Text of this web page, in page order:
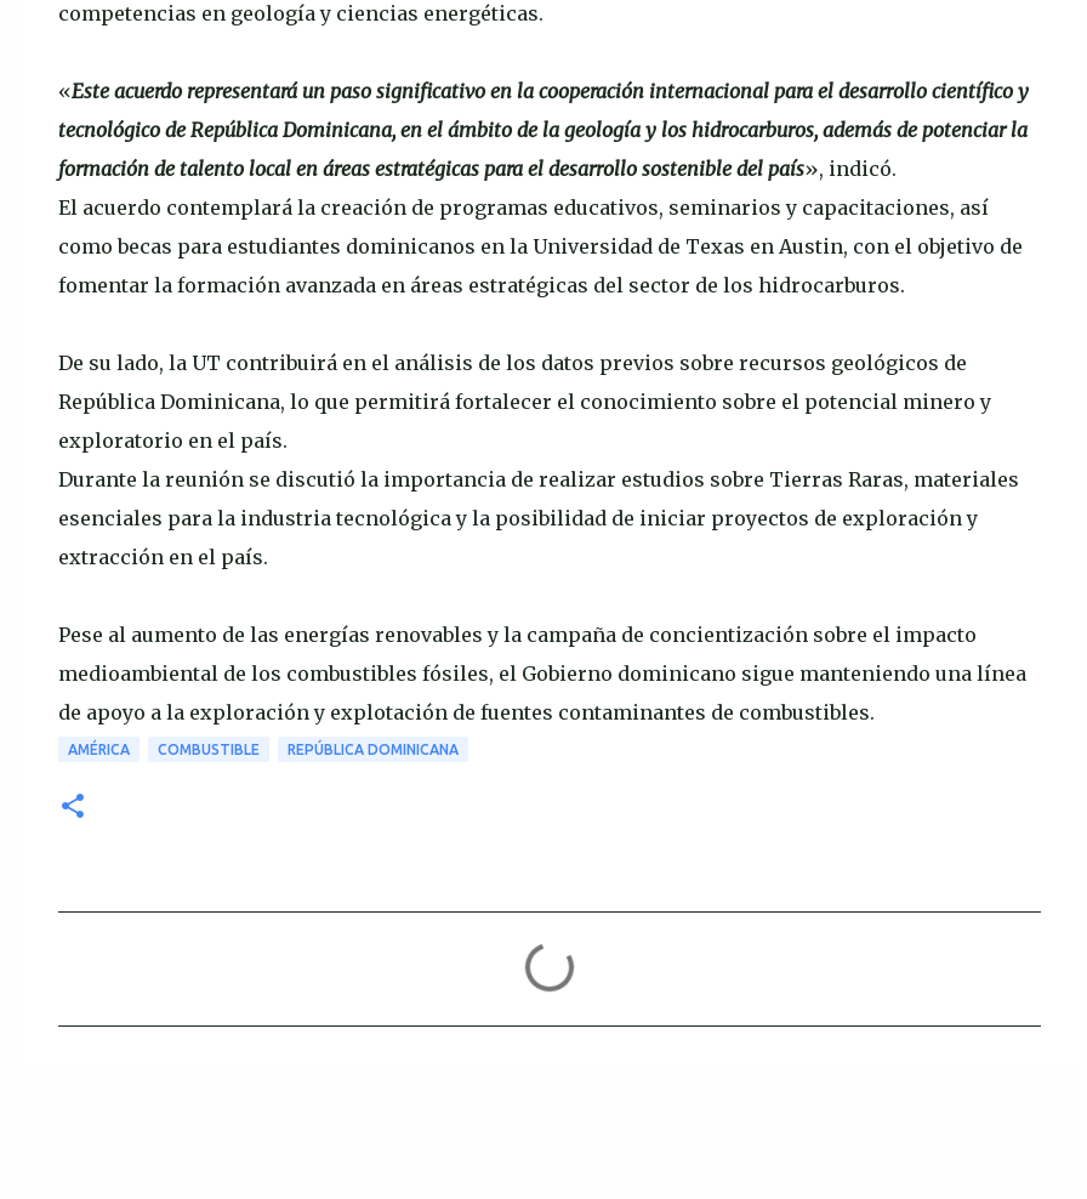
competencias en geología y ciencias energéticas.
«Este acuerdo representará un paso significativo en la cooperación internacional para el desarrollo científico y
tecnológico de República Dominicana, en el ámbito de la geología y los hidrocarburos, además de potenciar la
formación de talento local en áreas estratégicas para el desarrollo sostenible del país», indicó.
El acuerdo contemplará la creación de programas educativos, seminarios y capacitaciones, así
como becas para estudiantes dominicanos en la Universidad de Texas en Austin, con el objetivo de
fomentar la formación avanzada en áreas estratégicas del sector de los hidrocarburos.
De su lado, la UT contribuirá en el análisis de los datos previos sobre recursos geológicos de
República Dominicana, lo que permitirá fortalecer el conocimiento sobre el potencial minero y
exploratorio en el país.
Durante la reunión se discutió la importancia de realizar estudios sobre Tierras Raras, materiales
esenciales para la industria tecnológica y la posibilidad de iniciar proyectos de exploración y
extracción en el país.
Pese al aumento de las energías renovables y la campaña de concientización sobre el impacto
medioambiental de los combustibles fósiles, el Gobierno dominicano sigue manteniendo una línea
de apoyo a la exploración y explotación de fuentes contaminantes de combustibles.
AMÉRICA COMBUSTIBLE REPÚBLICA DOMINICANA